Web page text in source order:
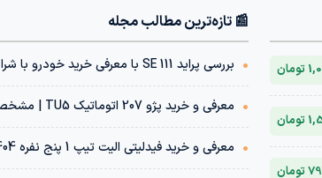
📰 تازه‌ترین مطالب مجله
• بررسی پراید 111 SE با معرفی خرید خودرو با شرایط اقساطی
• معرفی و خرید پژو 207 اتوماتیک TU5 | مشخصات فنی + قیمت بازار
• معرفی و خرید فیدلیتی الیت تیپ 1 پنج نفره 1404 | مشخصات فنی + قیمت بازار